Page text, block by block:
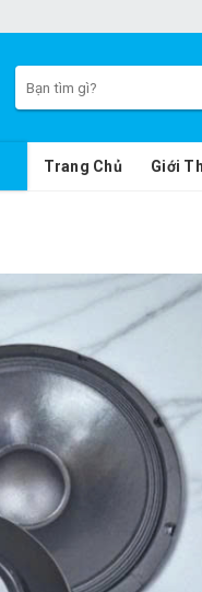
for:
Trang Chủ Giới